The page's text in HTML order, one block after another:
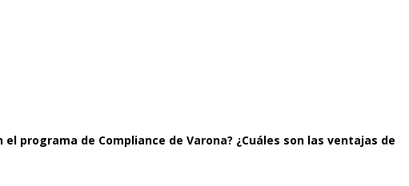
programa de Compliance de Varona? ¿Cuáles son las ventajas de